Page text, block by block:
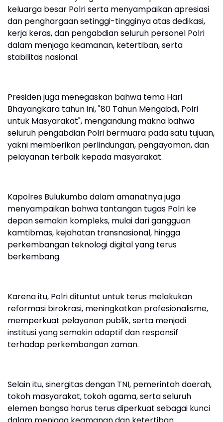
keluarga besar Polri serta menyampaikan apresiasi
dan penghargaan setinggi-tingginya atas dedikasi,
kerja keras, dan pengabdian seluruh personel Polri
dalam menjaga keamanan, ketertiban, serta
stabilitas nasional.
Presiden juga menegaskan bahwa tema Hari
Bhayangkara tahun ini, "80 Tahun Mengabdi, Polri
untuk Masyarakat", mengandung makna bahwa
seluruh pengabdian Polri bermuara pada satu tujuan,
yakni memberikan perlindungan, pengayoman, dan
pelayanan terbaik kepada masyarakat.
Kapolres Bulukumba dalam amanatnya juga
menyampaikan bahwa tantangan tugas Polri ke
depan semakin kompleks, mulai dari gangguan
kamtibmas, kejahatan transnasional, hingga
perkembangan teknologi digital yang terus
berkembang.
Karena itu, Polri dituntut untuk terus melakukan
reformasi birokrasi, meningkatkan profesionalisme,
memperkuat pelayanan publik, serta menjadi
institusi yang semakin adaptif dan responsif
terhadap perkembangan zaman.
Selain itu, sinergitas dengan TNI, pemerintah daerah,
tokoh masyarakat, tokoh agama, serta seluruh
elemen bangsa harus terus diperkuat sebagai kunci